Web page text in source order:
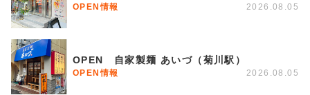
OPEN情報 2026.08.05
OPEN 自家製麺 あいづ（菊川駅）
OPEN情報 2026.08.05